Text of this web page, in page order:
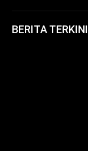
BERITA TERKINI